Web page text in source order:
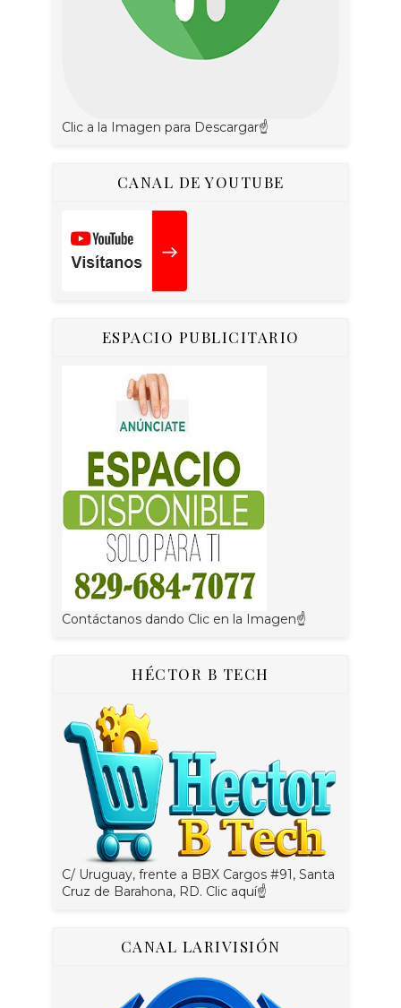
Clic a la Imagen para Descargar☝
CANAL DE YOUTUBE
ESPACIO PUBLICITARIO
Contáctanos dando Clic en la Imagen☝
HÉCTOR B TECH
C/ Uruguay, frente a BBX Cargos #91, Santa
Cruz de Barahona, RD. Clic aquí☝
CANAL LARIVISIÓN